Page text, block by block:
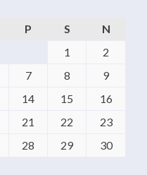
P S N
1
2
7 8
9
14 15
16
21 22
23
28 29
30